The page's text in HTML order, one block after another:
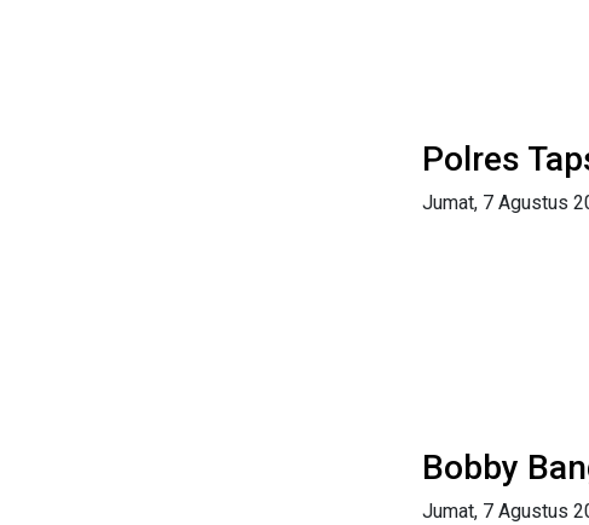
Polres
Jumat, 7 Agustus
Bobby
Jumat, 7 Agustus